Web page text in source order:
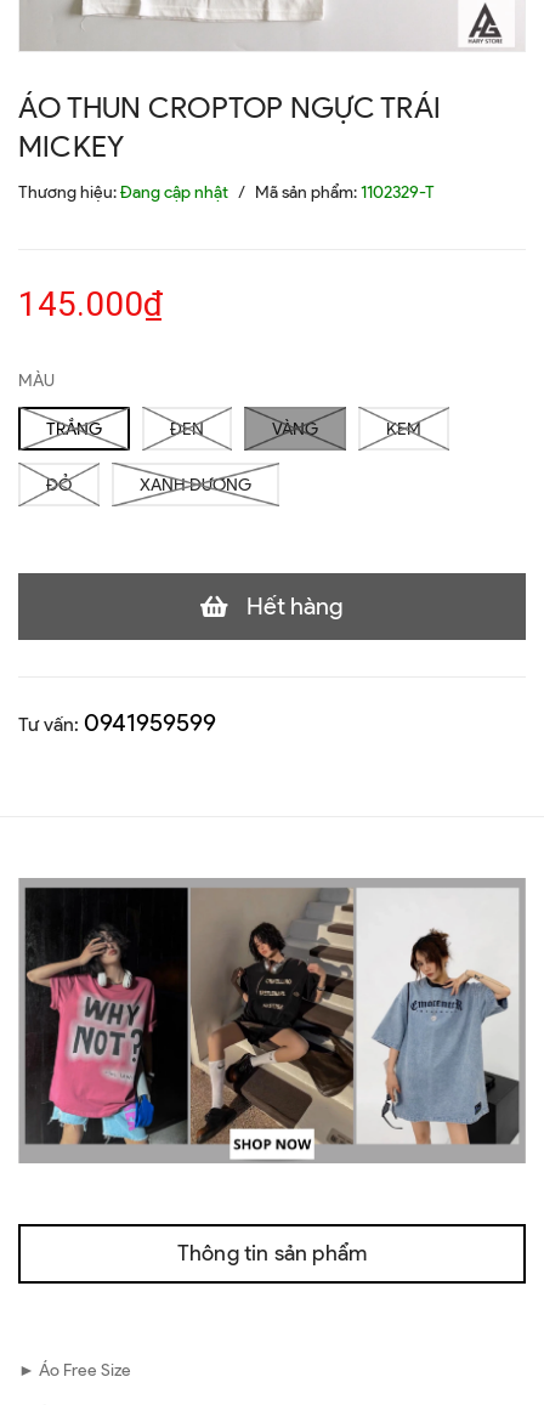
ÁO THUN CROPTOP NGỰC TRÁI
MICKEY
Thương hiệu:Đang cập nhật / Mã sản phẩm:1102329-T
145.000₫
MÀU
TRẮNG ĐEN VÀNG KEM
ĐỎ XANH DƯƠNG
Hết hàng
Tư vấn: 0941959599
Thông tin sản phẩm
► Áo Free Size